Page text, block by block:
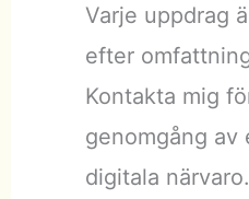
Varje uppdrag
efter
Kontakta mig
genomgång av
digitala